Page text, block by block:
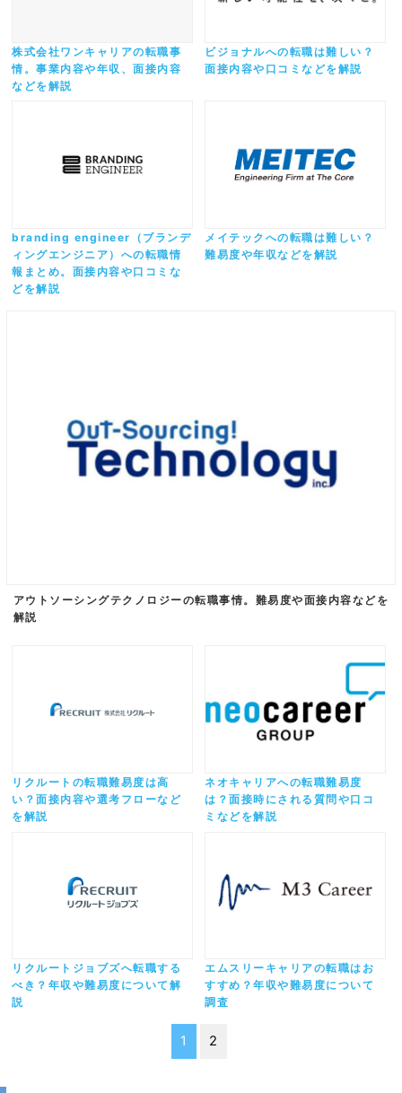
株式会社ワンキャリアの転職事
情。事業内容や年収、面接内容
などを解説
ビジョナルへの転職は難しい？
面接内容や口コミなどを解説
branding engineer（ブランデ
ィングエンジニア）への転職情
報まとめ。面接内容や口コミな
どを解説
メイテックへの転職は難しい？
難易度や年収などを解説
アウトソーシングテクノロジーの転職事情。難易度や面接内容などを
解説
リクルートの転職難易度は高
い？面接内容や選考フローなど
を解説
ネオキャリアへの転職難易度
は？面接時にされる質問や口コ
ミなどを解説
リクルートジョブズへ転職する
べき？年収や難易度について解
説
エムスリーキャリアの転職はお
すすめ？年収や難易度について
調査
1 2